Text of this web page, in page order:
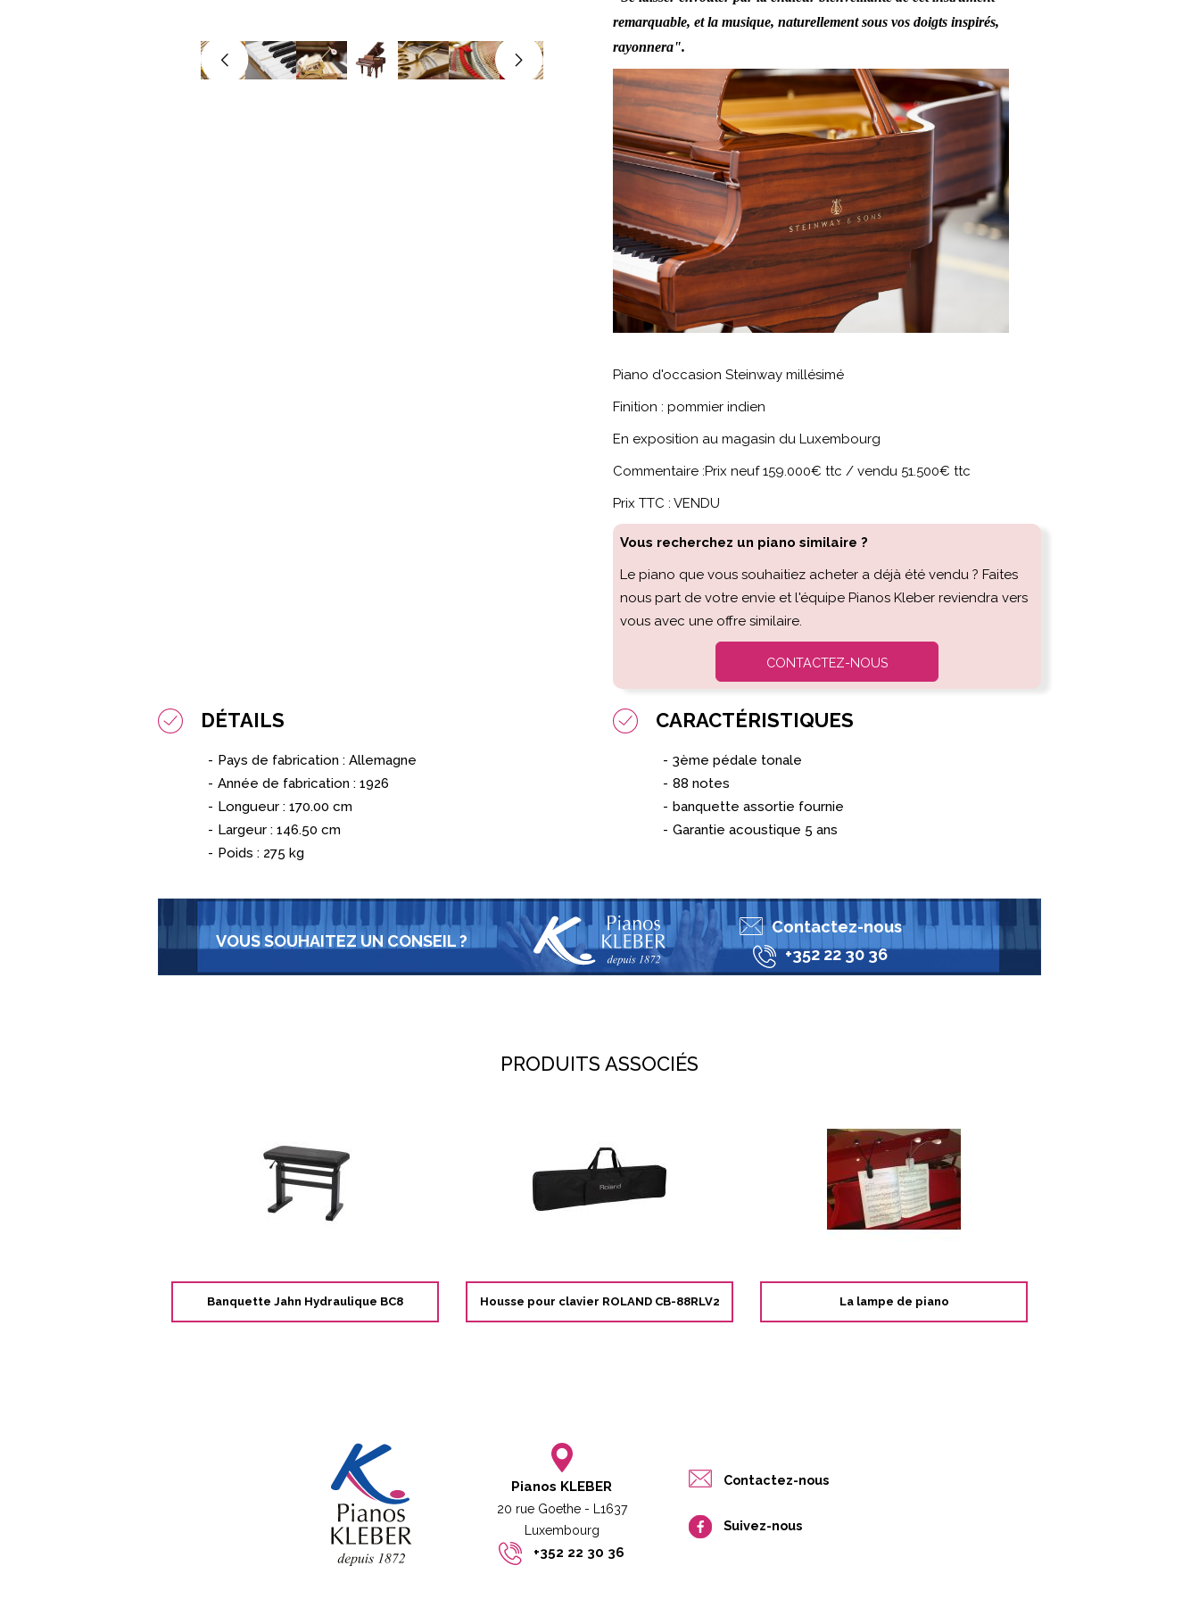
remarquable, et la musique, naturellement sous vos doigts inspirés,
rayonnera".
Piano d'occasion Steinway millésimé
Finition : pommier indien
En exposition au magasin du Luxembourg
Commentaire :Prix neuf 159.000€ ttc / vendu 51.500€ ttc
Prix TTC : VENDU
Vous recherchez un piano similaire ?
Le piano que vous souhaitiez acheter a déjà été vendu ? Faites
nous part de votre envie et l'équipe Pianos Kleber reviendra vers
vous avec une offre similaire.
CONTACTEZ-NOUS
DÉTAILS
Pays de fabrication : Allemagne
Année de fabrication : 1926
Longueur : 170.00 cm
Largeur : 146.50 cm
Poids : 275 kg
CARACTÉRISTIQUES
3ème pédale tonale
88 notes
banquette assortie fournie
Garantie acoustique 5 ans
VOUS SOUHAITEZ UN CONSEIL ?
Contactez-nous
+352 22 30 36
PRODUITS ASSOCIÉS
Banquette Jahn Hydraulique BC8 Housse pour clavier ROLAND CB-88RLV2 La lampe de piano
Pianos KLEBER
20 rue Goethe - L1637
Luxembourg​​
+352 22 30 36
Contactez-nous
Suivez-nous